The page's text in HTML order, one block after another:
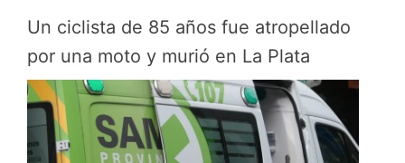
Un ciclista de 85 años fue atropellado
por una moto y murió en La Plata